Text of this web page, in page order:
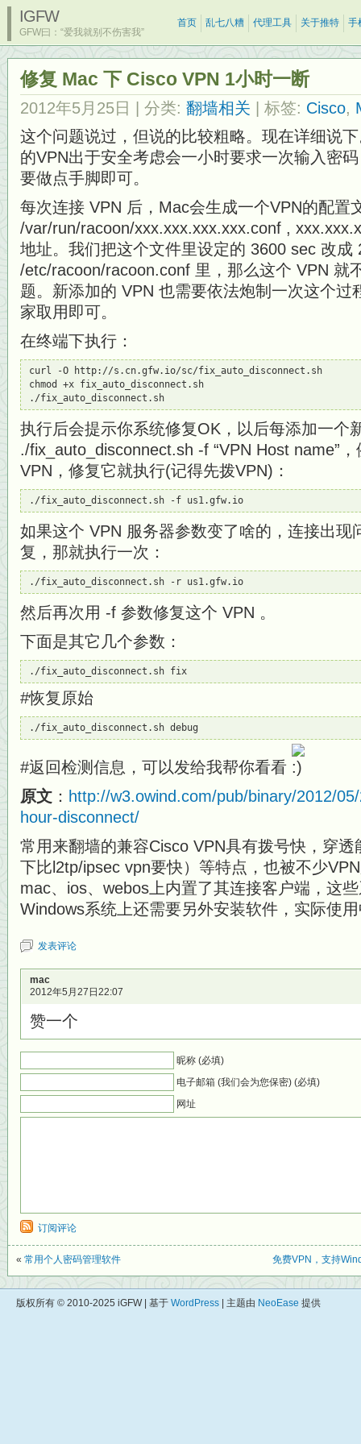
IGFW
GFW曰：“爱我就别不伤害我”
首页 乱七八糟 代理工具 关于推特 手
修复 Mac 下 Cisco VPN 1小时一断
2012年5月25日 | 分类: 翻墙相关 | 标签: Cisco,
这个问题说过，但说的比较粗略。现在详细说
的VPN出于安全考虑会一小时要求一次输入密
要做点手脚即可。
每次连接 VPN 后，Mac会生成一个VPN的配置
/var/run/racoon/xxx.xxx.xxx.xxx.conf ,
地址。我们把这个文件里设定的 3600 sec 改成
/etc/racoon/racoon.conf 里，那么这个 VPN 就
题。新添加的 VPN 也需要依法炮制一次这个过
家取用即可。
在终端下执行：
curl -O http://s.cn.gfw.io/sc/fix_auto_disconnect.sh
chmod +x fix_auto_disconnect.sh
./fix_auto_disconnect.sh
执行后会提示你系统修复OK，以后每添加一个
./fix_auto_disconnect.sh -f “VPN Host name”
VPN，修复它就执行(记得先拨VPN)：
./fix_auto_disconnect.sh -f us1.gfw.io
如果这个 VPN 服务器参数变了啥的，连接出现
复，那就执行一次：
./fix_auto_disconnect.sh -r us1.gfw.io
然后再次用 -f 参数修复这个 VPN 。
下面是其它几个参数：
./fix_auto_disconnect.sh fix
#恢复原始
./fix_auto_disconnect.sh debug
#返回检测信息，可以发给我帮你看看
原文 ： http://w3.owind.com/pub/binary/2012/
hour-disconnect/
常用来翻墙的兼容Cisco VPN具有拨号快，穿
下比l2tp/ipsec vpn要快）等特点，也被不少
mac、ios、webos上内置了其连接客户端，这
Windows系统上还需要另外安装软件，实际使
发表评论
mac
2012年5月27日22:07
赞一个
昵称 (必填)
电子邮箱 (我们会为您保密) (必填)
网址
订阅评论
« 常用个人密码管理软件 免费VPN，支持
版权所有 © 2010-2025 iGFW | 基于 WordPress | 主题由 NeoEase 提供